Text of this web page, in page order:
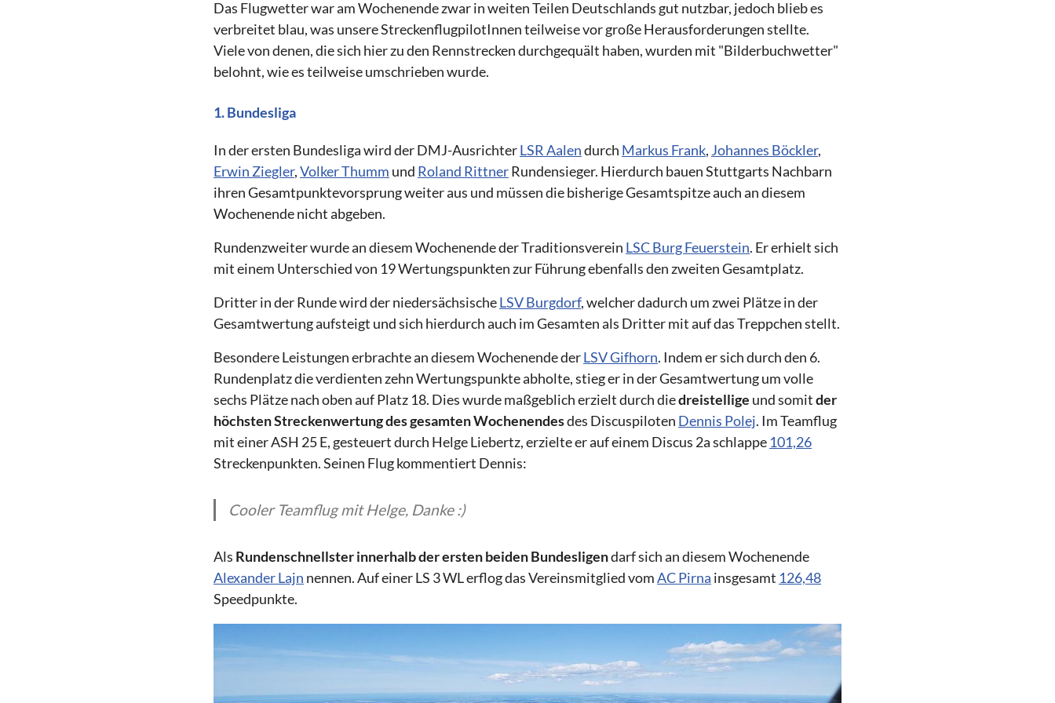
Das Flugwetter war am Wochenende zwar in weiten Teilen Deutschlands gut nutzbar, jedoch blieb es
verbreitet blau, was unsere StreckenflugpilotInnen teilweise vor große Herausforderungen stellte.
Viele von denen, die sich hier zu den Rennstrecken durchgequält haben, wurden mit "Bilderbuchwetter"
belohnt, wie es teilweise umschrieben wurde.
1. Bundesliga
In der ersten Bundesliga wird der DMJ-AusrichterLSR Aalendurch Markus Frank, Johannes Böckler,
Erwin Ziegler,Volker Thumm und Roland RittnerRundensieger. Hierdurch bauen Stuttgarts Nachbarn
ihren Gesamtpunktevorsprung weiter aus und müssen die bisherige Gesamtspitze auch an diesem
Wochenende nicht abgeben.
Rundenzweiter wurde an diesem Wochenende der Traditionsverein LSC Burg Feuerstein. Er erhielt sich
mit einem Unterschied von 19 Wertungspunkten zur Führung ebenfalls den zweiten Gesamtplatz.
Dritter in der Runde wird der niedersächsischeLSV Burgdorf, welcher dadurch um zwei Plätze in der
Gesamtwertung aufsteigt und sich hierdurch auch im Gesamten als Dritter mit auf das Treppchen stellt.
Besondere Leistungen erbrachte an diesem Wochenende derLSV Gifhorn. Indem er sich durch den 6.
Rundenplatz die verdienten zehn Wertungspunkte abholte, stieg er in der Gesamtwertung um volle
sechs Plätze nach oben auf Platz 18. Dies wurde maßgeblich erzielt durch diedreistellige und somitder
höchsten Streckenwertung des gesamten Wochenendesdes Discuspiloten Dennis Polej. Im Teamflug
mit einer ASH 25 E, gesteuert durch Helge Liebertz, erzielte er auf einem Discus 2a schlappe 101,26
Streckenpunkten. Seinen Flug kommentiert Dennis:
Cooler Teamflug mit Helge, Danke :)
Als Rundenschnellsterinnerhalb der ersten beiden Bundesligendarf sich an diesem Wochenende
Alexander Lajn nennen. Auf einer LS 3 WL erflog das Vereinsmitglied vomAC Pirna insgesamt 126,48
Speedpunkte.